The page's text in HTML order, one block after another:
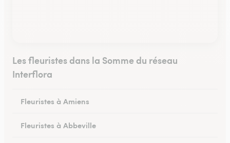
Les fleuristes dans la Somme du réseau
Interflora
Fleuristes à Amiens
Fleuristes à Abbeville